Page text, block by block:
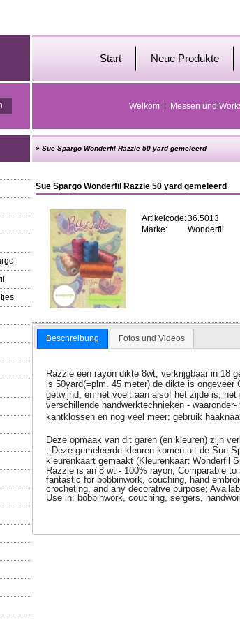
Start Neue Produkte
Welkom Messen und
» Sue Spargo Wonderfil Razzle 50 yard gemeleerd
Sue Spargo Wonderfil Razzle 50 yard gemeleerd
Artikelcode:36.5013
Marke:
Wonderfil
Beschreibung Fotos und Videos
Razzle een rayon dikte 8wt; verkrijgbaar in 18
is 50yard(=plm. 45 meter) de dikte is ongeveer
getwijnd, en het voelt aan alsof het zijde is;
verschillende handwerktechnieken -
kantklossen en nog veel meer;gebruik
Deze opmaak van dit garen (en kleuren) zijn
; Deze gemeleerde kleuren komen uit de Sue
kleurenkaart gemaakt (Kleurenkaart Wonderfil
Razzle is an 8 wt - 100% rayon; Comparable
fantastic for bobbinwork, couching, hand
crocheting, and any decorative purpose;
Use in: bobbinwork, couching, sergers,